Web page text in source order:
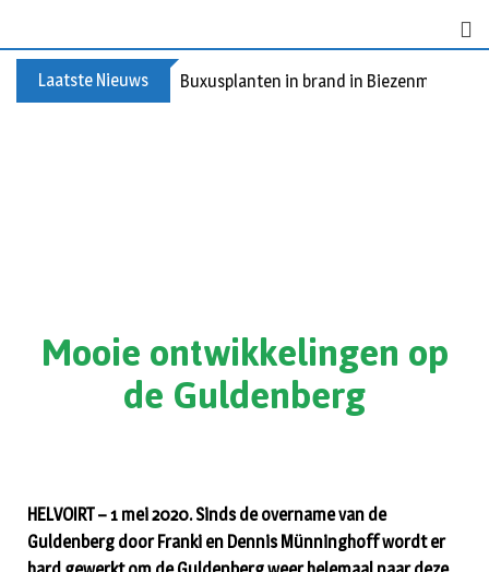
Laatste Nieuws Buxusplanten in brand in Biezenmortel,
Mooie ontwikkelingen op
de Guldenberg
HELVOIRT – 1 mei 2020. Sinds de overname van de
Guldenberg door Franki en Dennis Münninghoff wordt er